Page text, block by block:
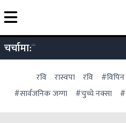
चर्चामा:
रवि रास्वपा रवि #विपिन
#सार्वजनिक जग्गा
#चुच्चे नक्सा